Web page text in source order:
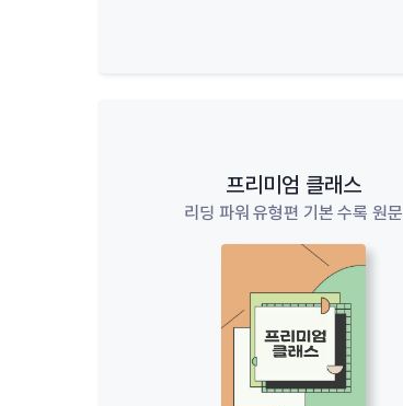
프리미엄 클래스
리딩 파워 유형편 기본 수록 원문